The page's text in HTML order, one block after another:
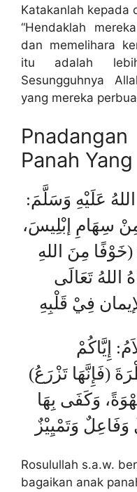
Katakanlah kepada
“Hendaklah
dan memelihara
itu adalah
Sesungguhnya
yang mereka
Panah
عَلَيْهِ وَسَلَّمَ:
سِهَامِ إبْلِيسَ،
مِنَ اللهِ
تَعَالَى
فِيْ قَلْبِهِ
إِيَّاكُمْ
(فَإِنَّهَا تَزْرَعُ)
وَكَفَى بِهَا
وَفَاعِلٌ وَتَمْيِيْزٌ
Rosulullah s.a.w.
bagaikan anak